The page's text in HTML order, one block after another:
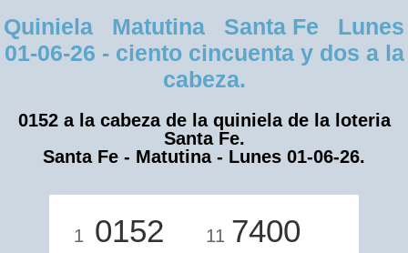
Quiniela Matutina Santa Fe Lunes
01-06-26 - ciento cincuenta y dos a la
cabeza.
0152 a la cabeza de la quiniela de la loteria
Santa Fe.
Santa Fe - Matutina - Lunes 01-06-26.
1 0152 11 7400